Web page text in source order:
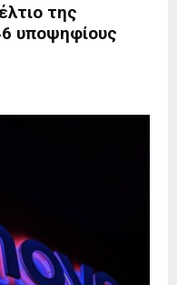
της
υποψηφίους